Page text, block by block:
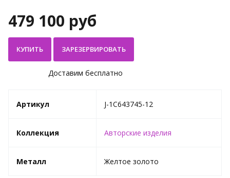
479 100 руб
КУПИТЬ
Доставим бесплатно
Артикул J-1С643745-12
Коллекция Авторские изделия
Металл Желтое золото